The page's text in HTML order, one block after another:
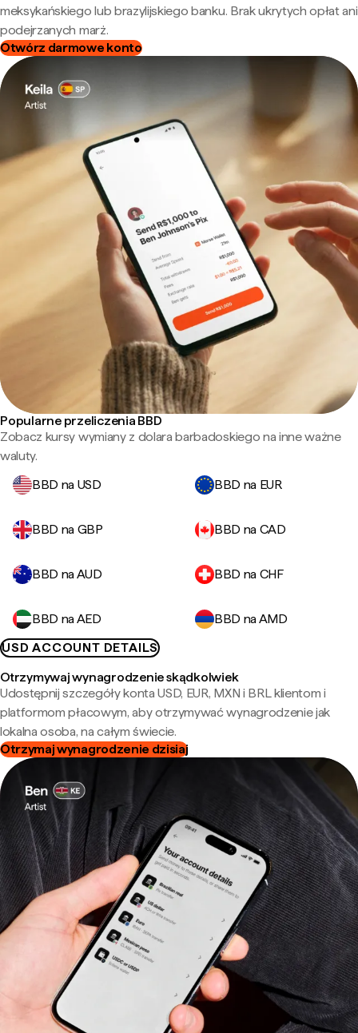
meksykańskiego lub brazylijskiego banku. Brak ukrytych opłat ani
podejrzanych marż.
Otwórz darmowe konto
Popularne przeliczenia BBD
Zobacz kursy wymiany z dolara barbadoskiego na inne ważne
waluty.
BBD na USD
BBD na EUR
BBD na GBP BBD na CAD
BBD na AUD BBD na CHF
BBD na AED
BBD na AMD
USD ACCOUNT DETAILS
Otrzymywaj wynagrodzenie skądkolwiek
Udostępnij szczegóły konta USD, EUR, MXN i BRL klientom i
platformom płacowym, aby otrzymywać wynagrodzenie jak
lokalna osoba, na całym świecie.
Otrzymaj wynagrodzenie dzisiaj